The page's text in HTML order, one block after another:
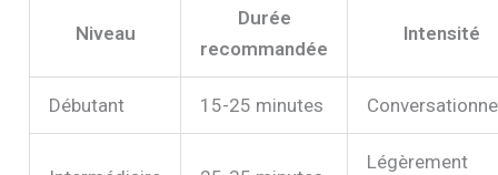
Niveau
Durée
recommandée
Intensité
Débutant 15-25 minutes
Légèrement